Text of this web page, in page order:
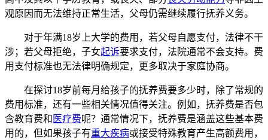
观原因而无法维持正常生活，父母仍需继续履行抚养义务。
对于年满18岁上大学的费用，若父母自愿支付，法律不干
涉；若父母拒绝，子女起诉要求支付，法院通常不会支持。费
用支付标准也无法律明确规定，更多取决于家庭协商。
在探讨18岁前每月给孩子的抚养费要多少时，除了常规的
费用标准，还有一些相关情况值得关注。例如，抚养费是否包
含教育费和 医疗费呢？通常情况下，抚养费是涵盖这些基本费
用的，但如果孩子有重大疾病或接受特殊教育产生高额费用，